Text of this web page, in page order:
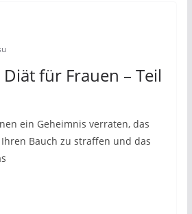
für Frauen – Teil
ein Geheimnis verraten, das
Bauch zu straffen und das